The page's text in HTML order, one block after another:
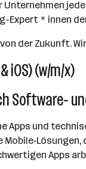
Expert＊innen
der Zukunft.
iOS) (w/m/x)
Software-
Apps und
Apps